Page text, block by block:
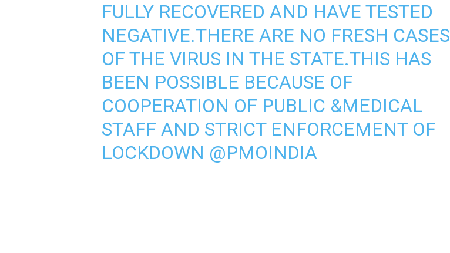
FULLY RECOVERED AND HAVE TESTED
NEGATIVE.THERE ARE NO FRESH CASES
OF THE VIRUS IN THE STATE.THIS HAS
BEEN POSSIBLE BECAUSE OF
COOPERATION OF PUBLIC &MEDICAL
STAFF AND STRICT ENFORCEMENT OF
LOCKDOWN @PMOINDIA